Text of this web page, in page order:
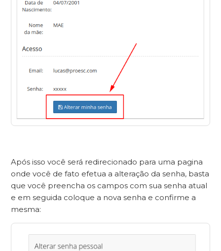
Após isso você será redirecionado para uma pagina
onde você de fato efetua a alteração da senha, basta
que você preencha os campos com sua senha atual
e em seguida coloque a nova senha e confirme a
mesma: